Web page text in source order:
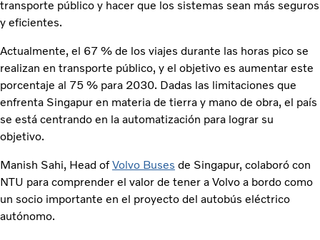
transporte público y hacer que los sistemas sean más seguros
y eficientes.
Actualmente, el 67 % de los viajes durante las horas pico se
realizan en transporte público, y el objetivo es aumentar este
porcentaje al 75 % para 2030. Dadas las limitaciones que
enfrenta Singapur en materia de tierra y mano de obra, el país
se está centrando en la automatización para lograr su
objetivo.
Manish Sahi, Head ofVolvo Buses de Singapur, colaboró con
NTU para comprender el valor de tener a Volvo a bordo como
un socio importante en el proyecto del autobús eléctrico
autónomo.